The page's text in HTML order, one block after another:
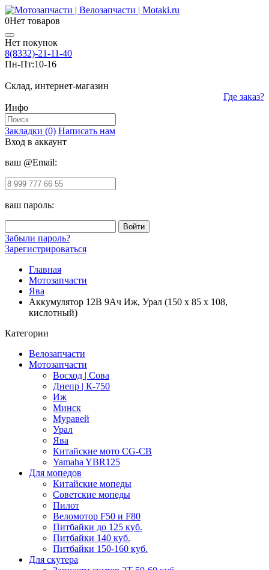
0Нет товаров
Нет покупок
8(8332)-21-11-40
Пн-Пт:10-16
Склад, интернет-магазин
Где заказ?
Инфо
Закладки (0) Написать нам
Вход в аккаунт
ваш @Email:
ваш пароль:
Забыли пароль?
Зарегистрироваться
Главная
Мотозапчасти
Ява
Аккумулятор 12В 9Ач Иж, Урал (150 х 85 х 108,
кислотный)
Категории
Велозапчасти
Мотозапчасти
Восход | Сова
Днепр | К-750
Иж
Минск
Муравей
Урал
Ява
Китайские мото CG-CB
Yamaha YBR125
Для мопедов
Китайские мопеды
Советские мопеды
Пилот
Веломотор F50 и F80
Питбайки до 125 куб.
Питбайки 140 куб.
Питбайки 150-160 куб.
Для скутера